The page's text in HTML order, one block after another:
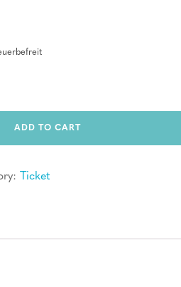
ADD TO CART
Ticket